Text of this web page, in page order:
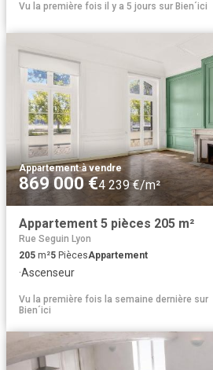
Vu la première fois il y a 5 jours sur Bien´ici
Appartement·à vendre
869 000 €4 239 €/m²
Appartement 5 pièces 205 m²
Rue Seguin Lyon
205 m²5 PiècesAppartement
·Ascenseur
Vu la première fois la semaine dernière sur
Bien´ici